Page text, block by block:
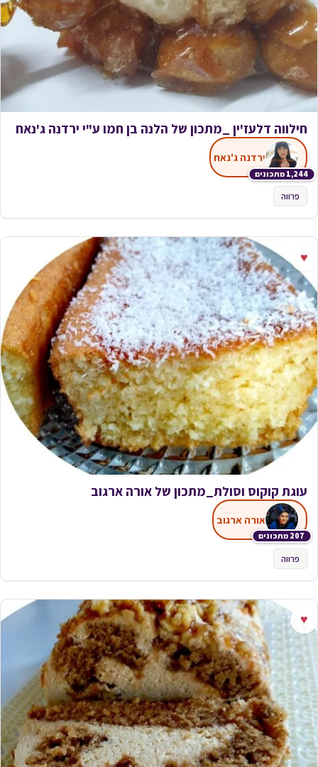
חילווה דלעז'ין _מתכון של הלנה בן חמו ע"י ירדנה ג'נאח
1,244 מתכונים
ירדנה ג'נאח
פרווה
♥
עוגת קוקוס וסולת_מתכון של אורה ארגוב
207 מתכונים
אורה ארגוב
פרווה
♥